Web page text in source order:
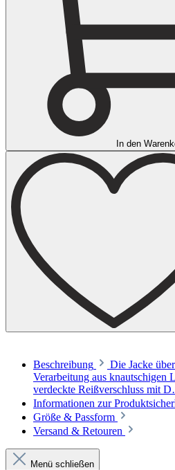
In den
Beschreibung
Die Jacke
Verarbeitung aus knautschigen
verdeckte Reißverschluss mit
Informationen zur
Größe & Passform
Versand & Retouren
Menü schließen